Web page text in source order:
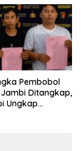
Pembobol
Ditangkap,
Ungkap